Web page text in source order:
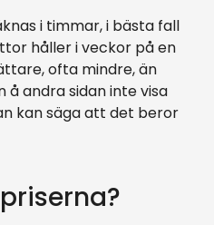
i timmar, i bästa fall
håller i veckor på en
ofta mindre, än
andra sidan inte visa
kan säga att det beror